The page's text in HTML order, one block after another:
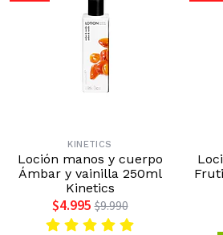
KINETICS
Loción manos y cuerpo
Ámbar y vainilla 250ml
Kinetics
$4.995 $9.990